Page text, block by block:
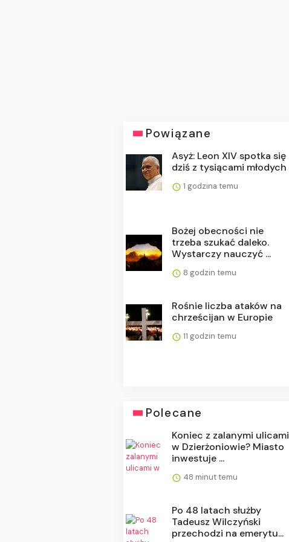
Powiązane
Asyż: Leon XIV spotka się
dziś z tysiącami młodych
1 godzina temu
Bożej obecności nie
trzeba szukać daleko.
Wystarczy nauczyć ...
8 godzin temu
Rośnie liczba ataków na
chrześcijan w Europie
11 godzin temu
Polecane
Koniec z zalanymi ulicami
w Dzierżoniowie? Miasto
inwestuje ...
48 minut temu
Po 48 latach służby
Tadeusz Wilczyński
przechodzi na emerytu...